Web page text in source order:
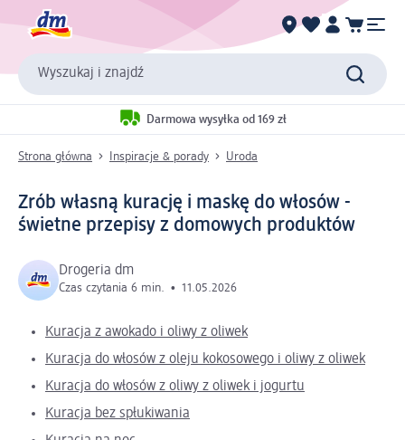
Wyszukaj i znajdź
Darmowa wysyłka od 169 zł
Strona główna Inspiracje & porady Uroda
Zrób własną kurację i maskę do włosów -
świetne przepisy z domowych produktów
Drogeria dm
Czas czytania 6 min. • 11.05.2026
Kuracja z awokado i oliwy z oliwek
Kuracja do włosów z oleju kokosowego i oliwy z oliwek
Kuracja do włosów z oliwy z oliwek i jogurtu
Kuracja bez spłukiwania